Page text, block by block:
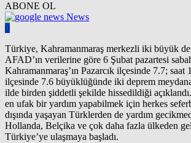
ABONE OL
News
0
Türkiye, Kahramanmaraş merkezli iki büyük
AFAD’ın verilerine göre 6 Şubat pazartesi
Kahramanmaraş’ın Pazarcık ilçesinde 7.7; saat
ilçesinde 7.6 büyüklüğünde iki deprem
ilde birden şiddetli şekilde hissedildiği
en ufak bir yardım yapabilmek için herkes
dışında yaşayan Türklerden de yardım
Hollanda, Belçika ve çok daha fazla ülkeden
Türkiye’ye ulaşmaya başladı.